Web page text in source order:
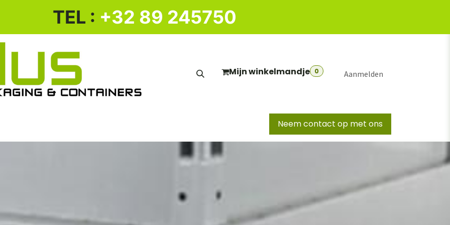
​ TEL : +32 89 245750
Mijn winkelmandje 0 Aanmelden
BIG BOXEN EURONORM KOFFERS
Neem contact op met ons